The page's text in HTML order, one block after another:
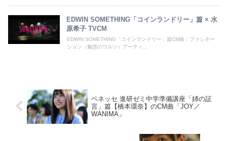
EDWIN SOMETHING「コインランドリー」篇 × 水
原希子 TVCM
EDWIN SOMETHING「コインランドリー」篇CM曲：ファシネー
ション（魅惑のワルツ）アーティ...
ベネッセ 進研ゼミ中学準備講座「姉の証
言」篇【橋本環奈】のCM曲「JOY／
WANIMA」